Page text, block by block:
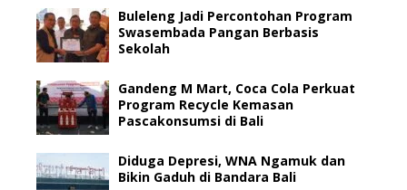
Buleleng Jadi Percontohan Program
Swasembada Pangan Berbasis
Sekolah
Gandeng M Mart, Coca Cola Perkuat
Program Recycle Kemasan
Pascakonsumsi di Bali
Diduga Depresi, WNA Ngamuk dan
Bikin Gaduh di Bandara Bali